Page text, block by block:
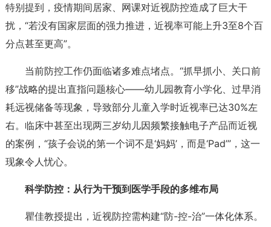
特别提到，疫情期间居家、网课对近视防控造成了巨大干
扰，“若没有国家层面的强力推进，近视率可能上升3至8个百
分点甚至更高”。
当前防控工作仍面临诸多难点堵点。“抓早抓小、关口前
移”战略的提出直指问题核心——幼儿园教育小学化、过早消
耗远视储备等现象，导致部分儿童入学时近视率已达30%左
右。临床中甚至出现两三岁幼儿因频繁接触电子产品而近视
的案例，“孩子会说的第一个词不是‘妈妈’，而是‘Pad’”，这一
现象令人忧心。
科学防控：从行为干预到医学手段的多维布局
瞿佳教授提出，近视防控需构建“防-控-治”一体化体系。